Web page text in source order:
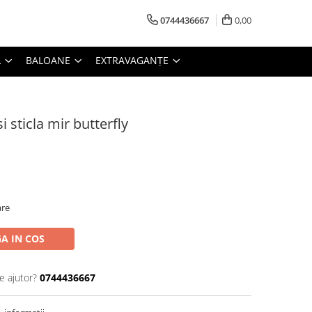
0744436667 0,00
BALOANE EXTRAVAGANȚE
sticla mir butterfly
IN COS
ajutor? 0744436667